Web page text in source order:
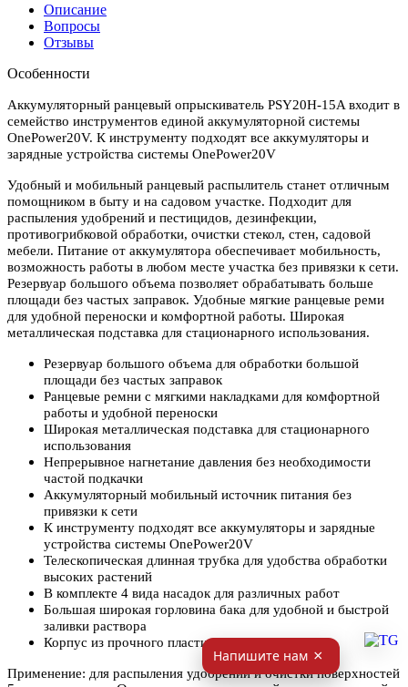
Описание
Вопросы
Отзывы
Особенности
Аккумуляторный ранцевый опрыскиватель PSY20H-15A входит в
семейство инструментов единой аккумуляторной системы
OnePower20V. К инструменту подходят все аккумуляторы и
зарядные устройства системы OnePower20V
Удобный и мобильный ранцевый распылитель станет отличным
помощником в быту и на садовом участке. Подходит для
распыления удобрений и пестицидов, дезинфекции,
противогрибковой обработки, очистки стекол, стен, садовой
мебели. Питание от аккумулятора обеспечивает мобильность,
возможность работы в любом месте участка без привязки к сети.
Резервуар большого объема позволяет обрабатывать больше
площади без частых заправок. Удобные мягкие ранцевые реми
для удобной переноски и комфортной работы. Широкая
металлическая подставка для стационарного использования.
Резервуар большого объема для обработки большой
площади без частых заправок
Ранцевые ремни с мягкими накладками для комфортной
работы и удобной переноски
Широкая металлическая подставка для стационарного
использования
Непрерывное нагнетание давления без необходимости
частой подкачки
Аккумуляторный мобильный источник питания без
привязки к сети
К инструменту подходят все аккумуляторы и зарядные
устройства системы OnePower20V
Телескопическая длинная трубка для удобства обработки
высоких растений
В комплекте 4 вида насадок для различных работ
Большая широкая горловина бака для удобной и быстрой
заливки раствора
Корпус из прочного пластика
Применение: для распыления удобрений и очистки поверхностей